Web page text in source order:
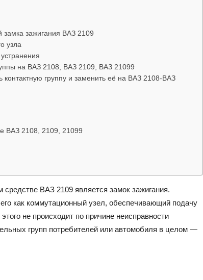
ВАЗ
замка зажигания ВАЗ 2109
узла
на ВАЗ 2108, ВАЗ 2109, ВАЗ 21099
контактную группу и заменить её на ВАЗ 2108-ВАЗ
ВАЗ 2108, 2109, 21099
ВАЗ 2109 является замок зажигания.
как коммутационный узел, обеспечивающий подачу
не происходит по причине неисправности
групп потребителей или автомобиля в целом —